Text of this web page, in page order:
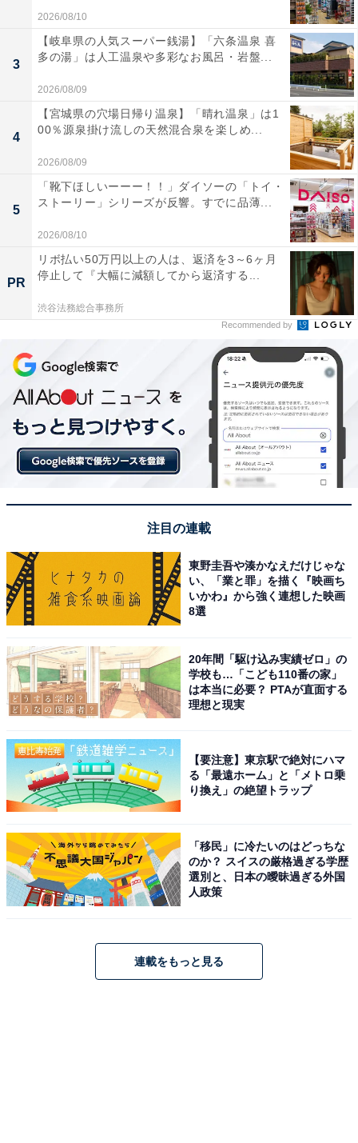
2026/08/10
3
【岐阜県の人気スーパー銭湯】「六条温泉 喜
多の湯」は人工温泉や多彩なお風呂・岩盤...
2026/08/09
4
【宮城県の穴場日帰り温泉】「晴れ温泉」は1
00％源泉掛け流しの天然混合泉を楽しめ...
2026/08/09
5
「靴下ほしいーーー！！」ダイソーの「トイ・
ストーリー」シリーズが反響。すでに品薄...
2026/08/10
PR
リボ払い50万円以上の人は、返済を3～6ヶ月
停止して『大幅に減額してから返済する...
渋谷法務総合事務所
Recommended by
注目の連載
東野圭吾や湊かなえだけじゃな
い、「業と罪」を描く『映画ち
いかわ』から強く連想した映画
8選
20年間「駆け込み実績ゼロ」の
学校も…「こども110番の家」
は本当に必要？ PTAが直面する
理想と現実
【要注意】東京駅で絶対にハマ
る「最遠ホーム」と「メトロ乗
り換え」の絶望トラップ
「移民」に冷たいのはどっちな
のか？ スイスの厳格過ぎる学歴
選別と、日本の曖昧過ぎる外国
人政策
連載をもっと見る